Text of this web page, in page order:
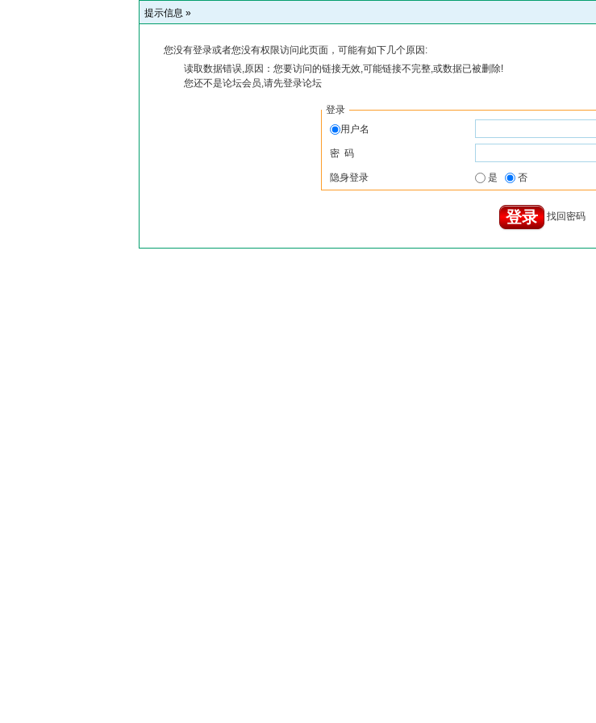
提示信息 »
您没有登录或者您没有权限访问此页面，可能有如下几个原因:
读取数据错误,原因：您要访问的链接无效,可能链接不完整,或数据已被删除!
您还不是论坛会员,请先登录论坛
登录
用户名
密 码
隐身登录 是 否
找回密码